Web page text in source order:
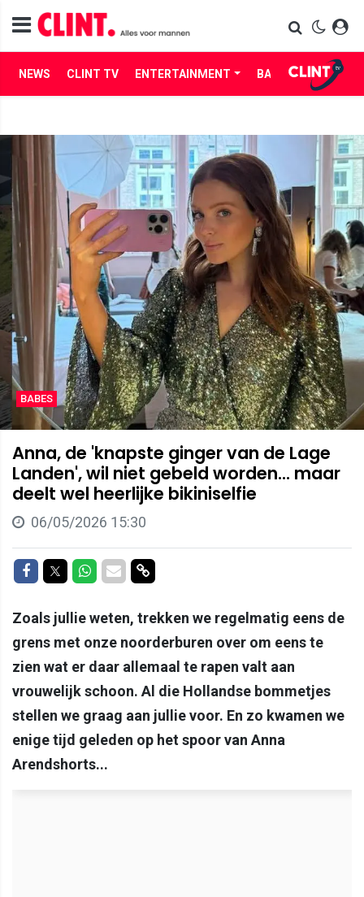
NEWS CLINT TV ENTERTAINMENT BABES LIFE
BABES
Anna, de 'knapste ginger van de Lage
Landen', wil niet gebeld worden... maar
deelt wel heerlijke bikiniselfie
06/05/2026 15:30
Delen op Facebook
Delen op Twitter
Delen op Whatsapp
Delen via Mail
Delen via link
Zoals jullie weten, trekken we regelmatig eens de
grens met onze noorderburen over om eens te
zien wat er daar allemaal te rapen valt aan
vrouwelijk schoon. Al die Hollandse bommetjes
stellen we graag aan jullie voor. En zo kwamen we
enige tijd geleden op het spoor van Anna
Arendshorts...